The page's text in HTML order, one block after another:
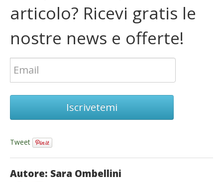
articolo? Ricevi gratis le
nostre news e offerte!
Iscrivetemi
Tweet
Autore: Sara Ombellini